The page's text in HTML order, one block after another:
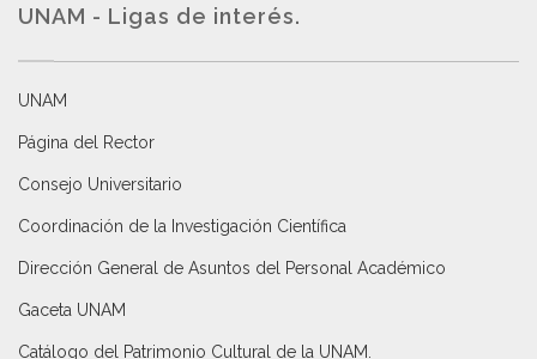
UNAM - Ligas de interés.
UNAM
Página del Rector
Consejo Universitario
Coordinación de la Investigación Científica
Dirección General de Asuntos del Personal Académico
Gaceta UNAM
Catálogo del Patrimonio Cultural de la UNAM.